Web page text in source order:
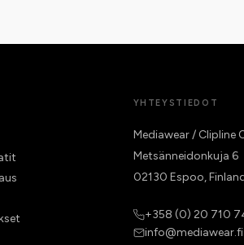
YHTEYSTIEDOT
Mediawear / Clipline
Metsänneidonkuja 6
02130 Espoo,
+358 (0) 20 710
info@mediawear.fi